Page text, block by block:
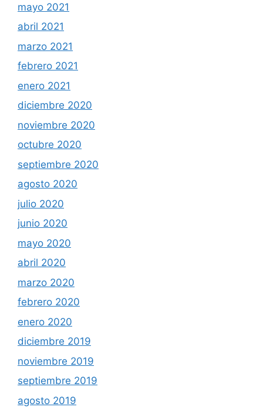
mayo 2021
abril 2021
marzo 2021
febrero 2021
enero 2021
diciembre 2020
noviembre 2020
octubre 2020
septiembre 2020
agosto 2020
julio 2020
junio 2020
mayo 2020
abril 2020
marzo 2020
febrero 2020
enero 2020
diciembre 2019
noviembre 2019
septiembre 2019
agosto 2019